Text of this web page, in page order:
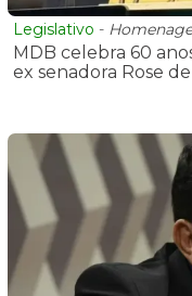
Legislativo -
MDB celebra 60
ex senadora Rose